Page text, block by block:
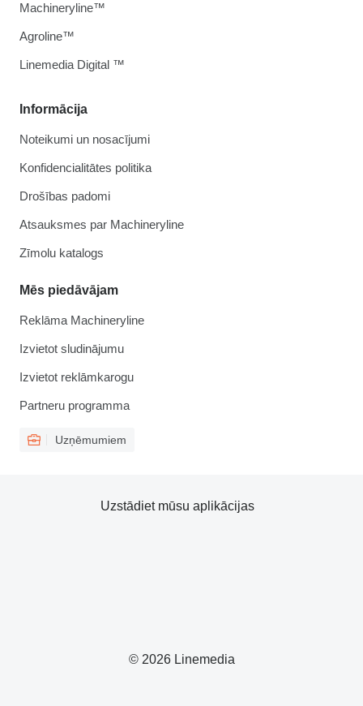
Informācija
Noteikumi un nosacījumi
Konfidencialitātes politika
Drošības padomi
Atsauksmes par Machineryline
Zīmolu katalogs
Mēs piedāvājam
Reklāma Machineryline
Izvietot sludinājumu
Izvietot reklāmkarogu
Partneru programma
Uzņēmumiem
Machineryline™
Agroline™
Linemedia Digital ™
© 2026 Linemedia
Uzstādiet mūsu aplikācijas